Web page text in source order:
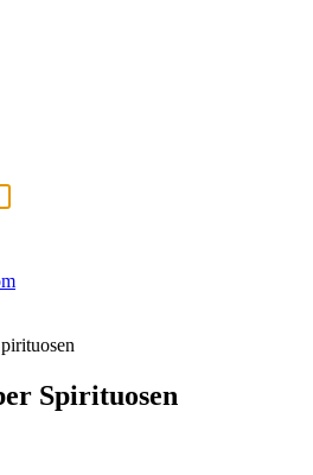
Spirituosen